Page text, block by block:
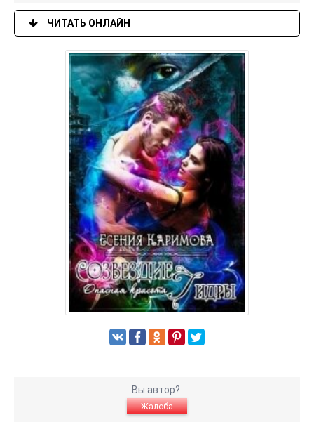
ЧИТАТЬ ОНЛАЙН
Вы автор?
Жалоба